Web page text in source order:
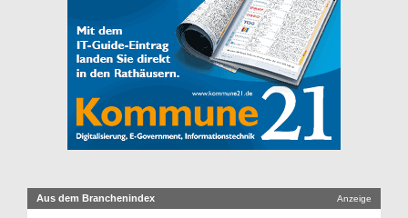
Aus dem Branchenindex Anzeige